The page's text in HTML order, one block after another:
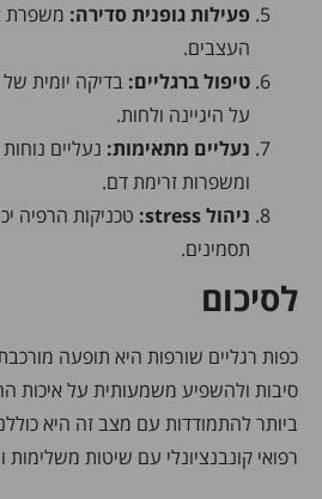
פעילות גופנית סדירה: משפרת
העצבים.
טיפול ברגליים: בדיקה יומית
על היגיינה ולחות.
נעליים מתאימות: נעליים
ומשפרות זרימת דם.
ניהול stress:
טכניקות הרפיה
תסמינים.
לסיכום
כפות רגליים שורפות היא תופעה
סיבות ולהשפיע משמעותית על איכות
ביותר להתמודדות עם מצב זה היא
רפואי קונבנציונלי עם שיטות משלימות